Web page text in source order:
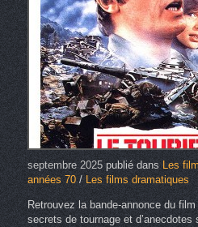
septembre 2025publié dansLes
années 70/ Les films dramatiques
Retrouvez la bande-annonce du
secrets de tournage et d’anecdotes